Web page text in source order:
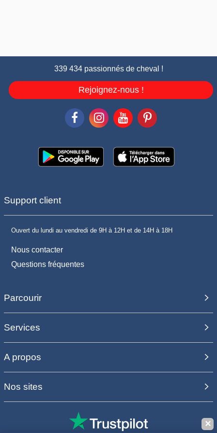
339 434 passionnés de cheval !
Rejoignez-nous !
Support client
Ouvert du lundi au vendredi de 9H à 12H et de 14H à 18H
Nous contacter
Questions fréquentes
Parcourir
Services
A propos
Nos sites
✕